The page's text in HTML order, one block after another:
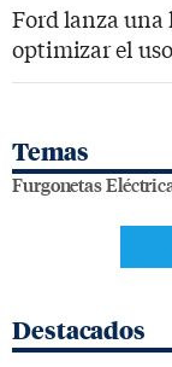
Ford lanza una
optimizar el
Temas
Furgonetas
Destacados